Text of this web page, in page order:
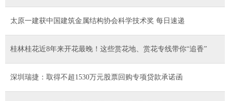
太原一建获中国建筑金属结构协会科学技术奖 每日速递
桂林桂花近8年来开花最晚！这些赏花地、赏花专线带你“追香”
深圳瑞捷：取得不超1530万元股票回购专项贷款承诺函